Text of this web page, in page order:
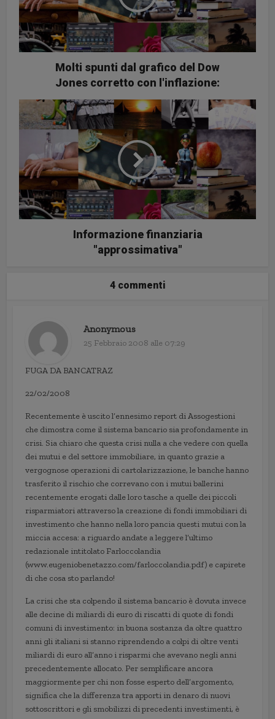
Molti spunti dal grafico del Dow
Jones corretto con l'inflazione:
Informazione finanziaria
"approssimativa"
4 commenti
Anonymous
25 Febbraio 2008 alle 07:29
FUGA DA BANCATRAZ
22/02/2008
Recentemente è uscito l’ennesimo report di Assogestioni
che dimostra come il sistema bancario sia profondamente in
crisi. Sia chiaro che questa crisi nulla a che vedere con quella
dei mutui e del settore immobiliare, in quanto grazie a
vergognose operazioni di cartolarizzazione, le banche hanno
trasferito il rischio che correvano con i mutui ballerini
recentemente erogati dalle loro tasche a quelle dei piccoli
risparmiatori attraverso la creazione di fondi immobiliari di
investimento che hanno nella loro pancia questi mutui con la
miccia accesa: a riguardo andate a leggere l’ultimo
redazionale intitolato Farloccolandia
(www.eugeniobenetazzo.com/farloccolandia.pdf) e capirete
di che cosa sto parlando!
La crisi che sta colpendo il sistema bancario è dovuta invece
alle decine di miliardi di euro di riscatti di quote di fondi
comuni di investimento: in buona sostanza da oltre quattro
anni gli italiani si stanno riprendendo a colpi di oltre venti
miliardi di euro all’anno i risparmi che avevano negli anni
precedentemente allocato. Per semplificare ancora
maggiormente per chi non fosse esperto dell’argomento,
significa che la differenza tra apporti in denaro di nuovi
sottoscrittori e gli smobilizzi di precedenti investimenti, è